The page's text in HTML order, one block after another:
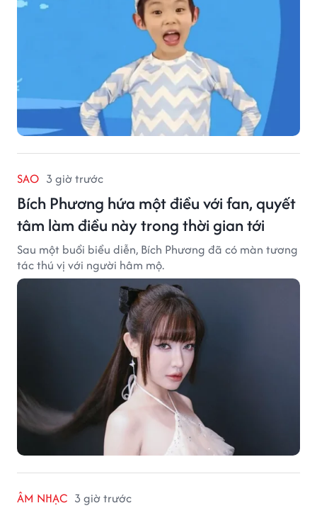
SAO 3 giờ trước
Bích Phương hứa một điều với fan, quyết
tâm làm điều này trong thời gian tới
Sau một buổi biểu diễn, Bích Phương đã có màn tương
tác thú vị với người hâm mộ.
ÂM NHẠC 3 giờ trước